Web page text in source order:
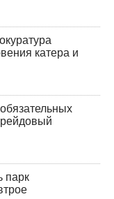
катера и
парк